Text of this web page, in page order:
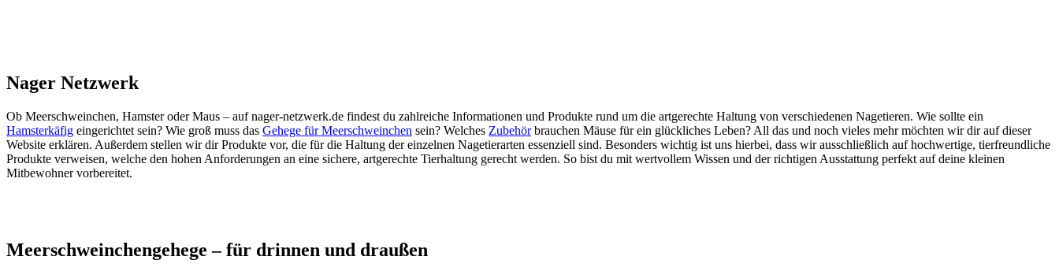
Nager Netzwerk
Ob Meerschweinchen, Hamster oder Maus – auf nager-netzwerk.de findest du zahlreiche Informationen und Produkte rund um die artgerechte Haltung von verschiedenen Nagetieren. Wie sollte ein
Hamsterkäfig eingerichtet sein? Wie groß muss das Gehege für Meerschweinchen sein? Welches Zubehörbrauchen Mäuse für ein glückliches Leben? All das und noch vieles mehr möchten wir dir auf dieser
Website erklären. Außerdem stellen wir dir Produkte vor, die für die Haltung der einzelnen Nagetierarten essenziell sind. Besonders wichtig ist uns hierbei, dass wir ausschließlich auf hochwertige, tierfreundliche
Produkte verweisen, welche den hohen Anforderungen an eine sichere, artgerechte Tierhaltung gerecht werden. So bist du mit wertvollem Wissen und der richtigen Ausstattung perfekt auf deine kleinen
Mitbewohner vorbereitet.
Meerschweinchen­gehege – für drinnen und draußen